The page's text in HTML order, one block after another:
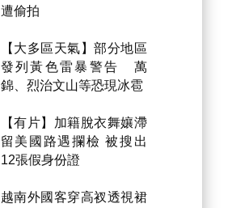
遭偷拍
【大多區天氣】部分地區
發列黃色雷暴警告 萬
錦、烈治文山等恐現冰雹
【有片】加籍脫衣舞孃滯
留美國路遇攔檢 被搜出
12張假身份證
越南外國客穿高衩透視裙